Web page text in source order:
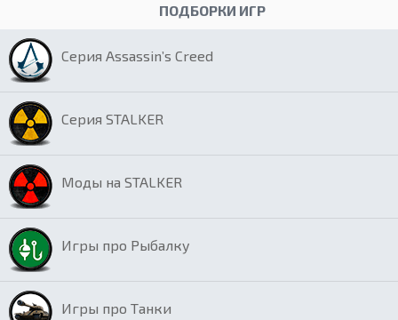
ПОДБОРКИ ИГР
Серия Assassin’s Creed
Серия STALKER
Моды на STALKER
Игры про Рыбалку
Игры про Танки